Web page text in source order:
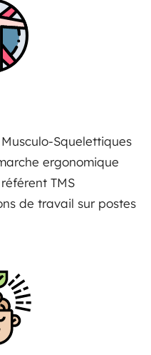
Squelettiques
ergonomique
TMS
de travail sur postes